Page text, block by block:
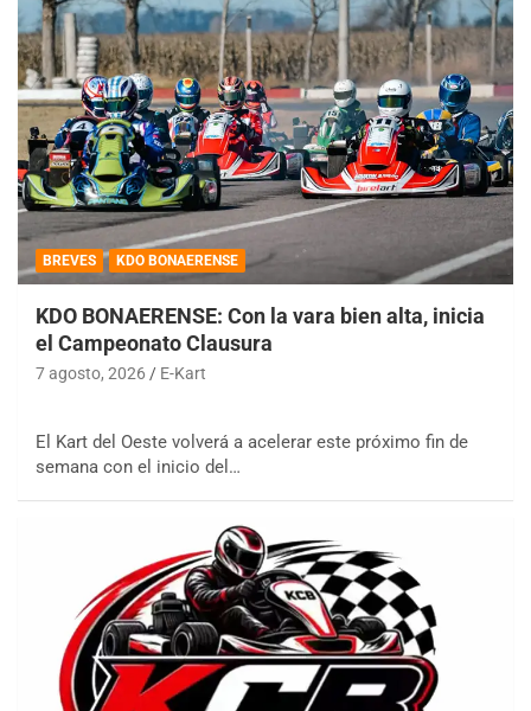
BREVES KDO BONAERENSE
KDO BONAERENSE: Con la vara bien alta, inicia
el Campeonato Clausura
7 agosto, 2026 E-Kart
El Kart del Oeste volverá a acelerar este próximo fin de
semana con el inicio del…